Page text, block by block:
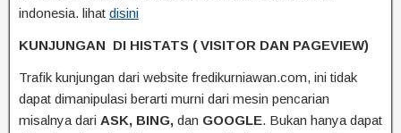
indonesia. lihat disini
KUNJUNGAN DI HISTATS ( VISITOR DAN PAGEVIEW)
Trafik kunjungan dari website fredikurniawan.com, ini tidak
dapat dimanipulasi berarti murni dari mesin pencarian
misalnya dari ASK, BING, dan GOOGLE. Bukan hanya dapat